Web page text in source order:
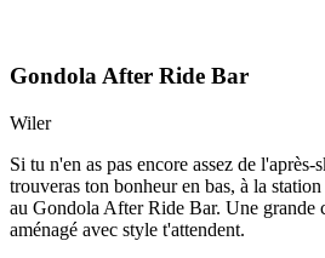
Gondola After Ride Bar
Wiler
Si tu n'en as pas encore assez de
trouveras ton bonheur en bas, à la
au Gondola After Ride Bar. Une grande
aménagé avec style t'attendent.